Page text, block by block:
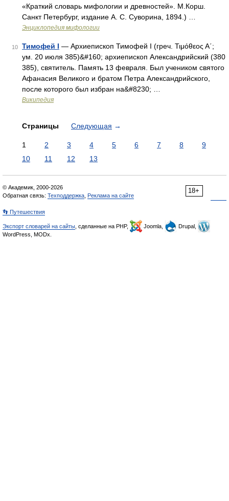
«Краткий словарь мифологии и древностей». М.Корш.
Санкт Петербург, издание А. С. Суворина, 1894.) …
Энциклопедия мифологии
10 Тимофей I — Архиепископ Тимофей I (греч. Τιμόθεος Α΄;
ум. 20 июля 385)&#160; архиепископ Александрийский (380
385), святитель. Память 13 февраля. Был учеником святого
Афанасия Великого и братом Петра Александрийского,
после которого был избран на&#8230; …
Википедия
Страницы Следующая →
1 2 3 4 5 6 7 8
9
10
11 12 13
18+
© Академик, 2000-2026
Обратная связь: Техподдержка Реклама на сайте
👣 Путешествия
Экспорт словарей на сайты , сделанные на PHP, Joomla,
Drupal,
WordPress, MODx.